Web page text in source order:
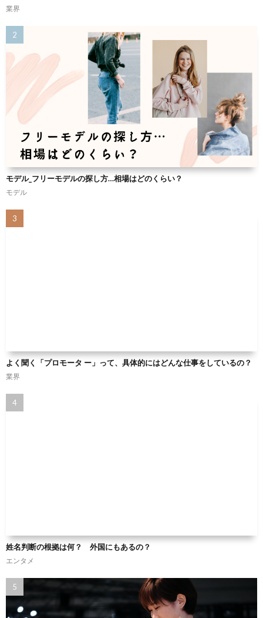
業界
モデル_フリーモデルの探し方…相場はどのくらい？
モデル
よく聞く「プロモータ ー」って、具体的にはどんな仕事をしているの？
業界
姓名判断の根拠は何？ 外国にもあるの？
エンタメ